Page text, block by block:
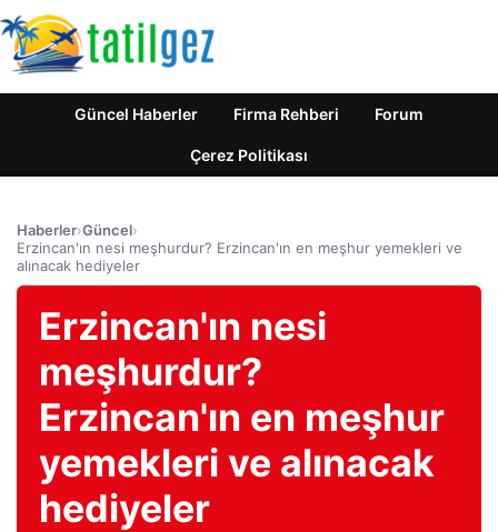
Güncel Haberler Firma Rehberi Forum
Çerez Politikası
Haberler›Güncel›
Erzincan'ın nesi meşhurdur? Erzincan'ın en meşhur yemekleri ve
alınacak hediyeler
Erzincan'ın nesi
meşhurdur?
Erzincan'ın en meşhur
yemekleri ve alınacak
hediyeler